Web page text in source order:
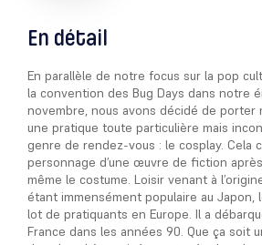
En détail
En parallèle de notre focus sur la pop
la convention des Bug Days dans notre
novembre, nous avons décidé de
une pratique toute particulière mais
genre de rendez-vous : le cosplay. Cela
personnage d’une œuvre de fiction
même le costume. Loisir venant à
étant immensément populaire au Japon,
lot de pratiquants en Europe. Il a
France dans les années 90. Que ça soit